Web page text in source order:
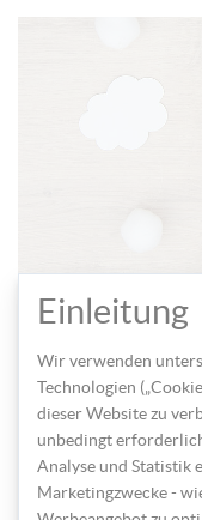
Fädeln Sie einen der
durch eines der
zufrieden, dann
Heißkleber. Für die
einfach zwischen
Einleitung
Wir verwenden
Technologien
dieser Website zu
unbedingt
Analyse und Statistik
Marketingzwecke -